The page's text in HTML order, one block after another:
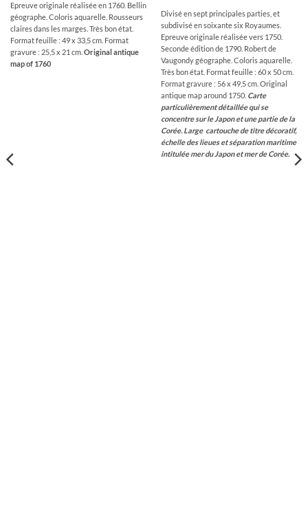
Epreuve originale réalisée en 1760. Bellin
géographe. Coloris aquarelle. Rousseurs
claires dans les marges. Très bon état.
Format feuille : 49 x 33,5 cm. Format
gravure : 25,5 x 21 cm. Original antique
map of 1760
Divisé en sept principales parties, et
subdivisé en soixante six Royaumes.
Epreuve originale réalisée vers 1750.
Seconde édition de 1790. Robert de
Vaugondy géographe. Coloris aquarelle.
Très bon état. Format feuille : 60 x 50 cm.
Format gravure : 56 x 49,5 cm. Original
antique map around 1750. Carte
particulièrement détaillée qui se
concentre sur le Japon et une partie de la
Corée. Large cartouche de titre décoratif,
échelle des lieues et séparation maritime
intitulée mer du Japon et mer de Corée.